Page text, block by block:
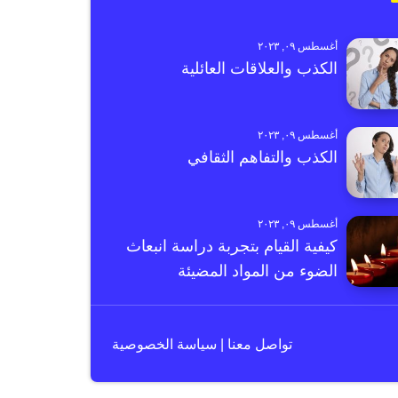
أغسطس ٠٩, ٢٠٢٣
الكذب والعلاقات العائلية
أغسطس ٠٩, ٢٠٢٣
الكذب والتفاهم الثقافي
أغسطس ٠٩, ٢٠٢٣
كيفية القيام بتجربة دراسة انبعاث
الضوء من المواد المضيئة
تواصل معنا سياسة الخصوصية